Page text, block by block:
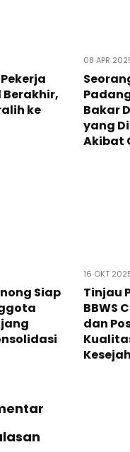
Berakhir,
ke
08 APR
Bakar
yang
Akibat
Siap
16 OKT
Tinjau
BBWS
dan